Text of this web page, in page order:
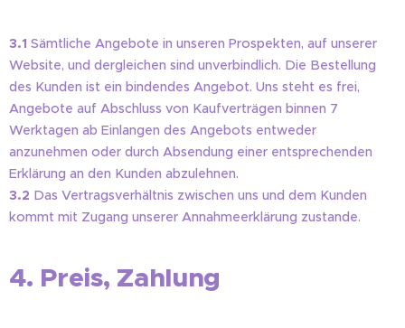
3.1 Sämtliche Angebote in unseren Prospekten, auf unserer
Website, und dergleichen sind unverbindlich. Die Bestellung
des Kunden ist ein bindendes Angebot. Uns steht es frei,
Angebote auf Abschluss von Kaufverträgen binnen 7
Werktagen ab Einlangen des Angebots entweder
anzunehmen oder durch Absendung einer entsprechenden
Erklärung an den Kunden abzulehnen.
3.2 Das Vertragsverhältnis zwischen uns und dem Kunden
kommt mit Zugang unserer Annahmeerklärung zustande.
4. Preis, Zahlung